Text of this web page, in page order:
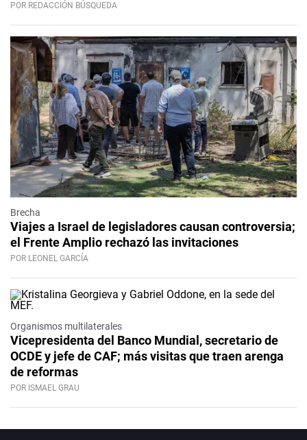
POR REDACCIÓN BÚSQUEDA
Brecha
Viajes a Israel de legisladores causan controversia;
el Frente Amplio rechazó las invitaciones
POR LEONEL GARCÍA
Organismos multilaterales
Vicepresidenta del Banco Mundial, secretario de
OCDE y jefe de CAF; más visitas que traen arenga
de reformas
POR ISMAEL GRAU